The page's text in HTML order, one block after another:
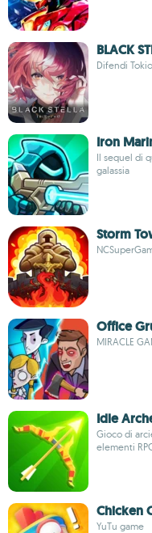
BLACK
Difendi
Iron
Il sequel di
galassia
Storm
Office
MIRACLE
Idle
Gioco di
elementi
Chicken
YuTu game